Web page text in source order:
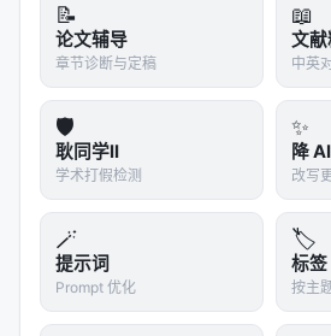
📝
论文辅导
章节诊断与定稿
📖
文
中英
🛡️
耿同学II
学术打假检测
✨
降
改写
🪄
提示词
Prompt 优化
🏷️
标签
按主